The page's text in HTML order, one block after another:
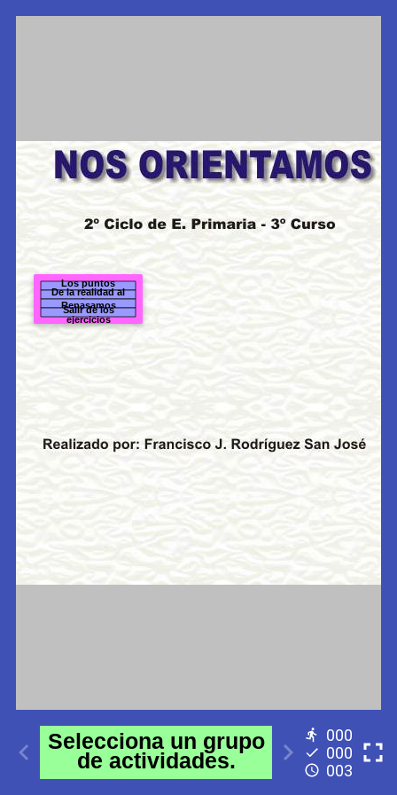
000
000
003